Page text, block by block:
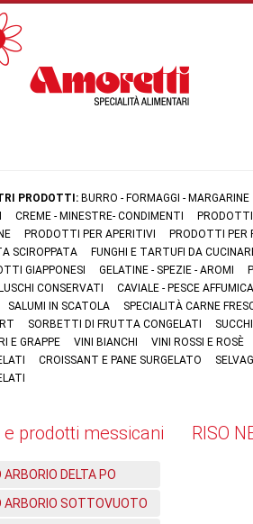
PRODOTTI: BURRO - FORMAGGI - MARGARINE
CREME - MINESTRE- CONDIMENTI
PRODOTTI PER APERITIVI
PRODOTTI PER
SCIROPPATA
FUNGHI E TARTUFI DA
GIAPPONESI
GELATINE - SPEZIE - AROMI
CONSERVATI
CAVIALE - PESCE
SALUMI IN SCATOLA
SPECIALITÀ CARNE
SORBETTI DI FRUTTA CONGELATI
E GRAPPE
VINI BIANCHI
VINI ROSSI E ROSÈ
CROISSANT E PANE SURGELATO
e prodotti messicani
ARBORIO DELTA PO
ARBORIO SOTTOVUOTO
RISO